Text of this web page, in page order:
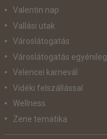
Valentin nap
Vallási utak
Városlátogatás
Városlátogatás egyénileg
Velencei karnevál
Vidéki felszállással
Wellness
Zene tematika